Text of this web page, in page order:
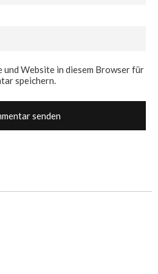
und Website in diesem Browser für
speichern.